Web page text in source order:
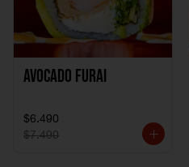
Avocado Furai
$6.490
$7.490